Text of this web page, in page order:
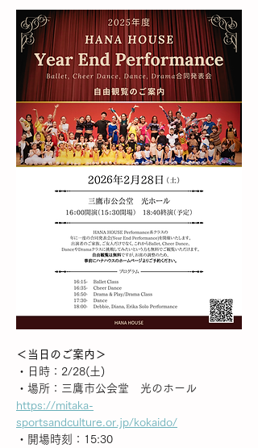
＜当日のご案内＞
・日時：2/28(土)
・場所：三鷹市公会堂　光のホール
https://mitaka-
sportsandculture.or.jp/kokaido/
・開場時刻：15:30